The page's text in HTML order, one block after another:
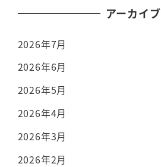
アーカイブ
2026年7月
2026年6月
2026年5月
2026年4月
2026年3月
2026年2月